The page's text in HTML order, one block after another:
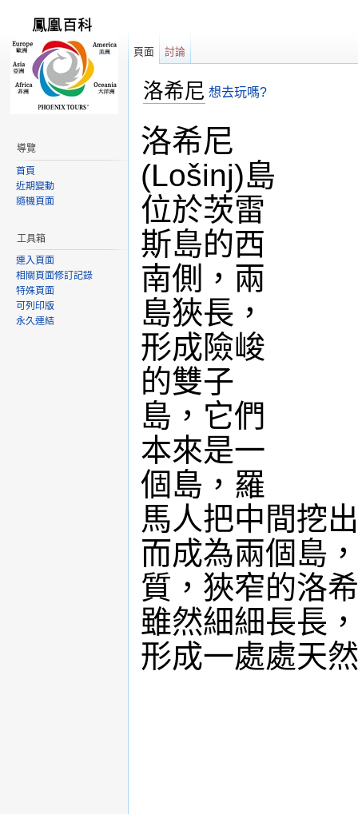
洛希尼 想去玩嗎?
洛希尼
(Lošinj)島
位於茨雷
斯島的西
南側，兩
島狹長，
形成險峻
的雙子
島，它們
本來是一
個島，羅
馬人把中間挖
而成為兩個島
質，狹窄的洛
雖然細細長長
形成一處處天
頁面 討論
導覽
首頁
近期變動
隨機頁面
工具箱
連入頁面
相關頁面修訂記錄
特殊頁面
可列印版
永久連結